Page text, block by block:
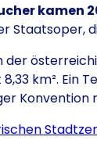
kamen
Staatsoper,
der
km². Ein
Konvention